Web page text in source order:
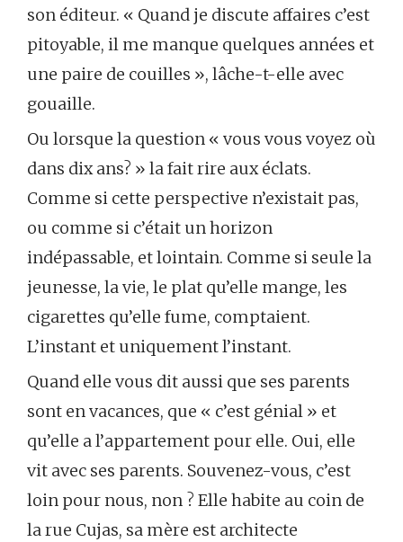
son éditeur. « Quand je discute affaires c’est
pitoyable, il me manque quelques années et
une paire de couilles », lâche-t-elle avec
gouaille.
Ou lorsque la question « vous vous voyez où
dans dix ans? » la fait rire aux éclats.
Comme si cette perspective n’existait pas,
ou comme si c’était un horizon
indépassable, et lointain. Comme si seule la
jeunesse, la vie, le plat qu’elle mange, les
cigarettes qu’elle fume, comptaient.
L’instant et uniquement l’instant.
Quand elle vous dit aussi que ses parents
sont en vacances, que « c’est génial » et
qu’elle a l’appartement pour elle. Oui, elle
vit avec ses parents. Souvenez-vous, c’est
loin pour nous, non ? Elle habite au coin de
la rue Cujas, sa mère est architecte